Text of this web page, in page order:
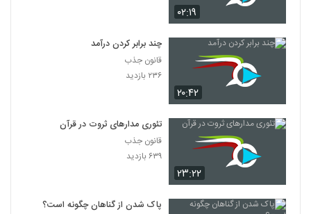
۰۲:۱۹
۲۰:۴۲
چند برابر کردن درآمد
قانون جذب
۲۳۶ بازدید
۲۳:۲۲
تئوری مدارهای ثروت در قرآن
قانون جذب
۶۳۹ بازدید
پاک شدن از گناهان چگونه است؟